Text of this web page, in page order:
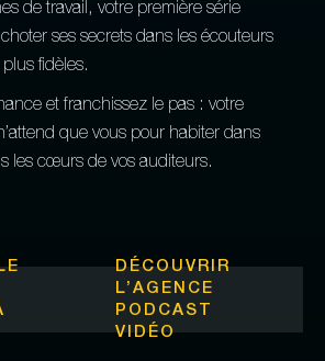
de travail, votre première série
ses secrets dans les écouteurs
fidèles.
et franchissez le pas : votre
que vous pour habiter dans
les cœurs de vos auditeurs.
DÉCOUVRIR
L’ AGENCE
PODCAST
VIDÉO